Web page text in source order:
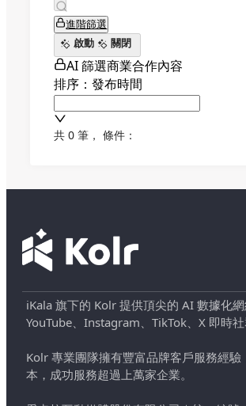
進階篩選
啟動
關閉
AI 篩選商業合作內容
排序：發布時間
共 0 筆 ， 條件：
iKala 旗下的 Kolr 提供頂尖的 AI 數據化
YouTube、Instagram、TikTok、X 即時
Kolr 專業團隊擁有豐富品牌客戶服務經
本，成功服務超過上萬家企業。